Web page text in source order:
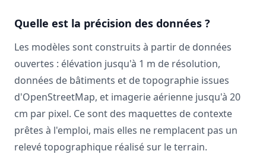
Quelle est la précision des données ?
Les modèles sont construits à partir de données
ouvertes : élévation jusqu'à 1 m de résolution,
données de bâtiments et de topographie issues
d'OpenStreetMap, et imagerie aérienne jusqu'à 20
cm par pixel. Ce sont des maquettes de contexte
prêtes à l'emploi, mais elles ne remplacent pas un
relevé topographique réalisé sur le terrain.